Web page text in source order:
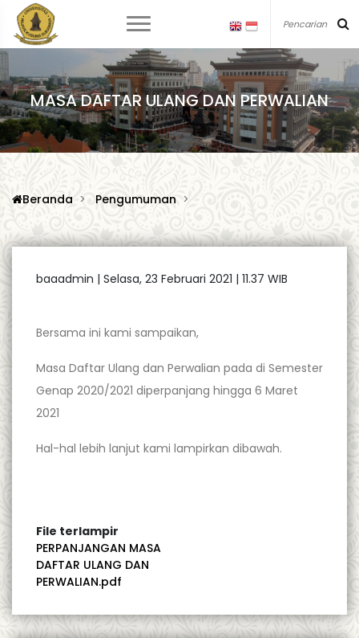
MASA DAFTAR ULANG DAN PERWALIAN
Beranda Pengumuman
baaadmin | Selasa, 23 Februari 2021 | 11.37 WIB
Bersama ini kami sampaikan,
Masa Daftar Ulang dan Perwalian pada di Semester
Genap 2020/2021 diperpanjang hingga 6 Maret
2021
Hal-hal lebih lanjut kami lampirkan dibawah.
File terlampir
PERPANJANGAN MASA
DAFTAR ULANG DAN
PERWALIAN.pdf